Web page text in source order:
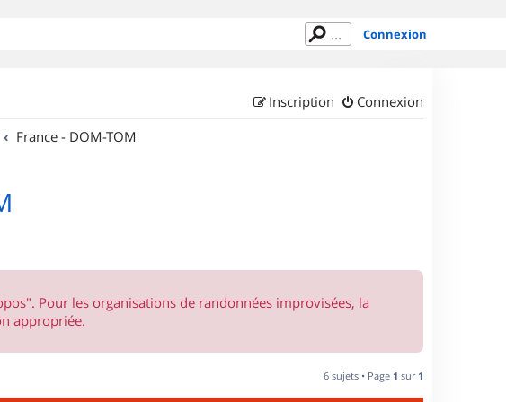
Connexion
Connexion
Inscription
France - DOM-TOM
Pour les organisations de randonnées improvisées, la
appropriée.
6 sujets • Page 1 sur 1